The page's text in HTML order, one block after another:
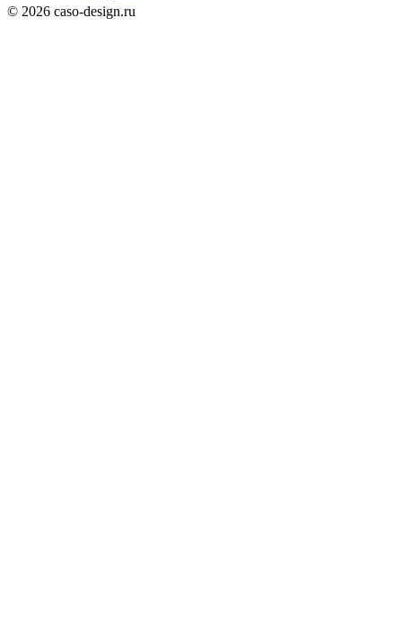
© 2026 caso-design.ru